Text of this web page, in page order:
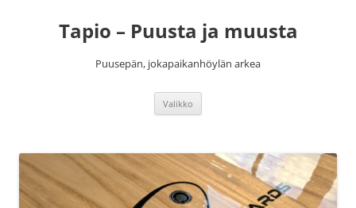
Tapio – Puusta ja muusta
Puusepän, jokapaikanhöylän arkea
Valikko